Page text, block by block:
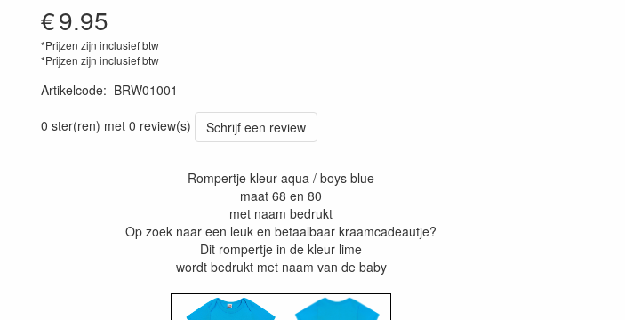
€9.95
*Prijzen zijn inclusief btw
*Prijzen zijn inclusief btw
Artikelcode: BRW01001
0 ster(ren) met 0 review(s)
Schrijf een review
Rompertje kleur aqua / boys blue
maat 68 en 80
met naam bedrukt
Op zoek naar een leuk en betaalbaar kraamcadeautje?
Dit rompertje in de kleur lime
wordt bedrukt met naam van de baby